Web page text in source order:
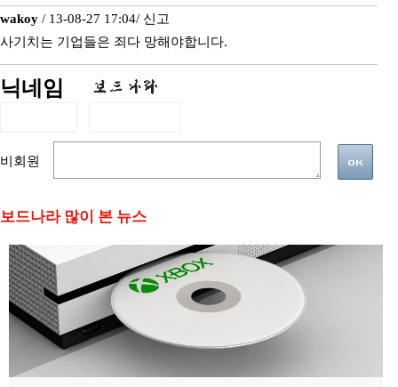
wakoy / 13-08-27 17:04/ 신고
사기치는 기업들은 죄다 망해야합니다.
닉네임
비회원
보드나라 많이 본 뉴스